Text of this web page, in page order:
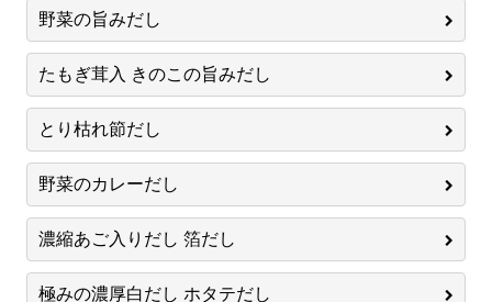
野菜の旨みだし
たもぎ茸入 きのこの旨みだし
とり枯れ節だし
野菜のカレーだし
濃縮あご入りだし 箔だし
極みの濃厚白だし ホタテだし